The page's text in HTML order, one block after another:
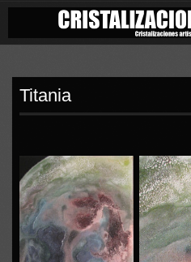
Titania